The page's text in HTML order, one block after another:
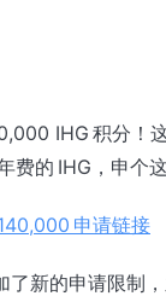
IHG 积分！
费的 IHG，申个
申请链接
了新的申请限制